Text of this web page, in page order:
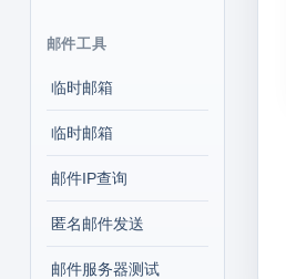
邮件工具
临时邮箱
临时邮箱
邮件IP查询
匿名邮件发送
邮件服务器测试